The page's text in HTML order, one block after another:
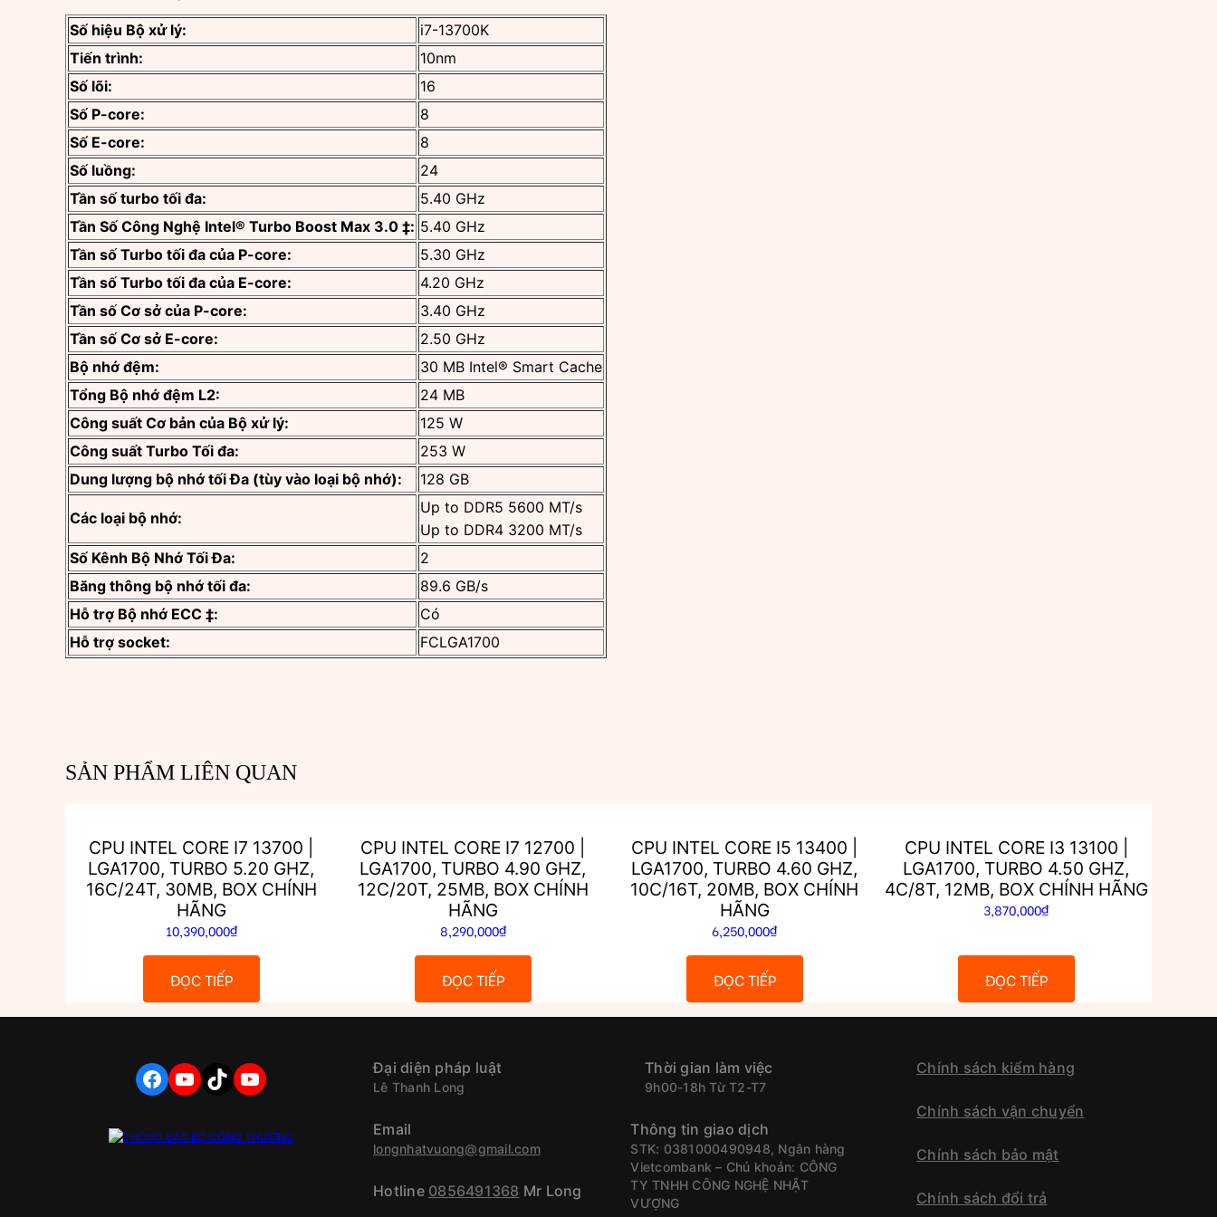
Số hiệu Bộ xử lý:
i7-13700K
Tiến trình:
10nm
Số lõi:
16
Số P-core:
8
Số E-core:
8
Số luồng:
24
Tần số turbo tối đa:
5.40 GHz
Tần Số Công Nghệ Intel® Turbo Boost Max 3.0 ‡: 5.40 GHz
Tần số Turbo tối đa của P-core:
5.30 GHz
Tần số Turbo tối đa của E-core:
4.20 GHz
Tần số Cơ sở của P-core:
3.40 GHz
Tần số Cơ sở E-core:
2.50 GHz
Bộ nhớ đệm:
30 MB Intel® Smart Cache
Tổng Bộ nhớ đệm L2:
24 MB
Công suất Cơ bản của Bộ xử lý:
125 W
Công suất Turbo Tối đa:
253 W
Dung lượng bộ nhớ tối Đa (tùy vào loại bộ nhớ):
128 GB
Các loại bộ nhớ:
Up to DDR5 5600 MT/s
Up to DDR4 3200 MT/s
Số Kênh Bộ Nhớ Tối Đa:
2
Băng thông bộ nhớ tối đa:
89.6 GB/s
Hỗ trợ Bộ nhớ ECC ‡:
Có
Hỗ trợ socket:
FCLGA1700
SẢN PHẨM LIÊN QUAN
CPU INTEL CORE I7 13700 |
LGA1700, TURBO 5.20 GHZ,
16C/24T, 30MB, BOX CHÍNH
HÃNG
10,390,000₫
ĐỌC TIẾP
CPU INTEL CORE I7 12700 |
LGA1700, TURBO 4.90 GHZ,
12C/20T, 25MB, BOX CHÍNH
HÃNG
8,290,000₫
ĐỌC TIẾP
CPU INTEL CORE I5 13400 |
LGA1700, TURBO 4.60 GHZ,
10C/16T, 20MB, BOX CHÍNH
HÃNG
6,250,000₫
ĐỌC TIẾP
CPU INTEL CORE I3 13100 |
LGA1700, TURBO 4.50 GHZ,
4C/8T, 12MB, BOX CHÍNH HÃNG
3,870,000₫
ĐỌC TIẾP
FACEBOOK YOUTUBE TIKTOK YOUTUBE Đại diện pháp luật
Lê Thanh Long
Email
longnhatvuong@gmail.com
Hotline 0856491368 Mr Long
Thời gian làm việc
9h00-18h Từ T2-T7
Thông tin giao dịch
STK: 0381000490948, Ngân hàng
Vietcombank – Chủ khoản: CÔNG
TY TNHH CÔNG NGHỆ NHẬT
VƯỢNG
Chính sách kiểm hàng
Chính sách vận chuyển
Chính sách bảo mật
Chính sách đổi trả